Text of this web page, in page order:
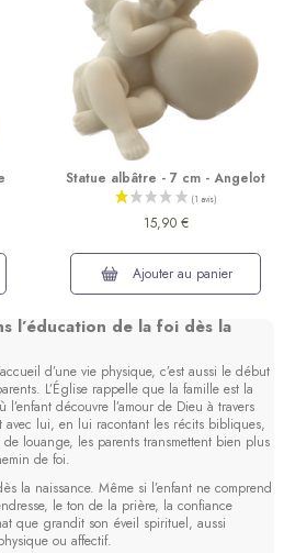
Statue albâtre - 7 cm - Angelot
15,90 €
Ajouter au panier
l’éducation de la foi dès la
d’une vie physique, c’est aussi le début
L’Église rappelle que la famille est la
découvre l’amour de Dieu à travers
avec lui, en lui racontant les récits bibliques,
louange, les parents transmettent bien plus
de foi.
la naissance. Même si l’enfant ne comprend
le ton de la prière, la confiance
que grandit son éveil spirituel, aussi
ou affectif.